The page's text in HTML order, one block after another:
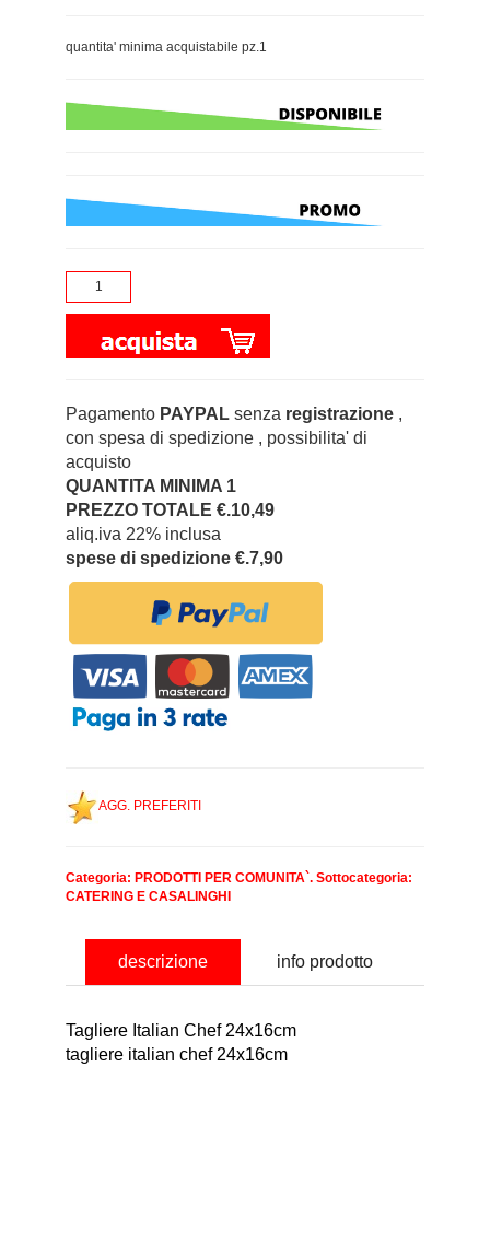
quantita' minima acquistabile pz.1
Pagamento PAYPAL senza registrazione ,
con spesa di spedizione , possibilita' di
acquisto
QUANTITA MINIMA 1
PREZZO TOTALE €.10,49
aliq.iva 22% inclusa
spese di spedizione €.7,90
AGG. PREFERITI
Categoria: PRODOTTI PER COMUNITA`. Sottocategoria:
CATERING E CASALINGHI
descrizione info prodotto
Tagliere Italian Chef 24x16cm
tagliere italian chef 24x16cm